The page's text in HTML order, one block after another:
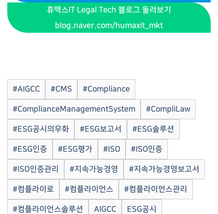
휴맥스IT Legal Tech 블로그 둘러보기
blog.naver.com/humaxit_mkt
#AIGCC #CMS #Compliance
#ComplianceManagementSystem #CompliLaw
#ESG공시의무화 #ESG보고서 #ESG솔루션
#ESG인증 #ESG평가 #ISO #ISO인증
#ISO인증관리 #지속가능경영 #지속가능경영보고서
#컴플라이로 #컴플라이언스 #컴플라이언스관리
#컴플라이언스솔루션 AIGCC ESG공시